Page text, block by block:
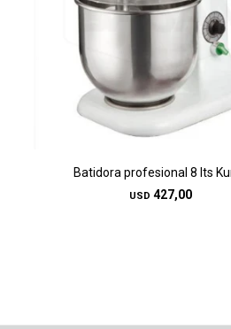
Batidora profesional 8 lts
USD 427,00